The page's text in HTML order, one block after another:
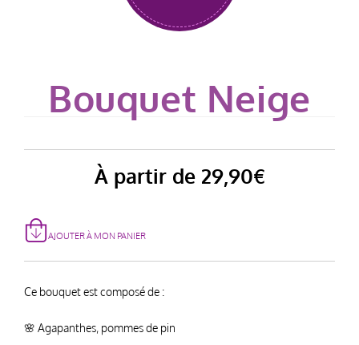
Bouquet Neige
À partir de 29,90€
AJOUTER À MON PANIER
Ce bouquet est composé de :
🌸 Agapanthes, pommes de pin